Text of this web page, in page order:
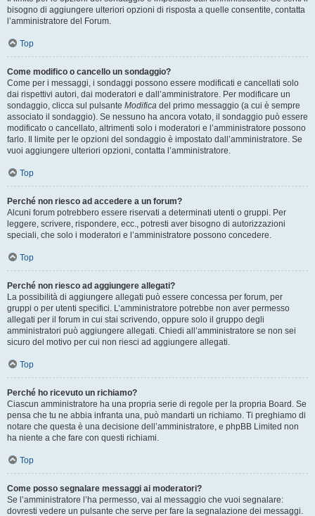
bisogno di aggiungere ulteriori opzioni di risposta a quelle consentite, contatta
l’amministratore del Forum.
Top
Come modifico o cancello un sondaggio?
Come per i messaggi, i sondaggi possono essere modificati e cancellati solo
dai rispettivi autori, dai moderatori e dall’amministratore. Per modificare un
sondaggio, clicca sul pulsante Modifica del primo messaggio (a cui è sempre
associato il sondaggio). Se nessuno ha ancora votato, il sondaggio può essere
modificato o cancellato, altrimenti solo i moderatori e l’amministratore possono
farlo. Il limite per le opzioni del sondaggio è impostato dall’amministratore. Se
vuoi aggiungere ulteriori opzioni, contatta l’amministratore.
Top
Perché non riesco ad accedere a un forum?
Alcuni forum potrebbero essere riservati a determinati utenti o gruppi. Per
leggere, scrivere, rispondere, ecc., potresti aver bisogno di autorizzazioni
speciali, che solo i moderatori e l’amministratore possono concedere.
Top
Perché non riesco ad aggiungere allegati?
La possibilità di aggiungere allegati può essere concessa per forum, per
gruppi o per utenti specifici. L’amministratore potrebbe non aver permesso
allegati per il forum in cui stai scrivendo, oppure solo il gruppo degli
amministratori può aggiungere allegati. Chiedi all’amministratore se non sei
sicuro del motivo per cui non riesci ad aggiungere allegati.
Top
Perché ho ricevuto un richiamo?
Ciascun amministratore ha una propria serie di regole per la propria Board. Se
pensa che tu ne abbia infranta una, può mandarti un richiamo. Ti preghiamo di
notare che questa è una decisione dell’amministratore, e phpBB Limited non
ha niente a che fare con questi richiami.
Top
Come posso segnalare messaggi ai moderatori?
Se l’amministratore l’ha permesso, vai al messaggio che vuoi segnalare:
dovresti vedere un pulsante che serve per fare la segnalazione dei messaggi.